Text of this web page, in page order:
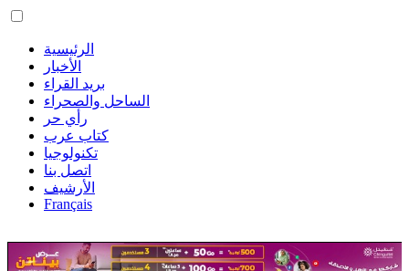
الرئيسية
الأخبار
بريد القراء
الساحل والصحراء
رأي حر
كتاب عرب
تكنولوجيا
اتصل بنا
الأرشيف
Français